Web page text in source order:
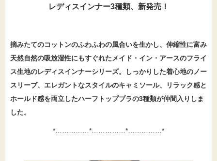
レディスインナー3種類、新発売！
摘みたてのコットンのふわふわの風合いを生かし、伸縮性に富み
天然自然の吸放湿性にもすぐれたメイド・イン・アースのフライ
ス生地のレディスインナーシリーズ。しっかりした着心地のノー
スリーブ、エレガントなスタイルのキャミソール、リラック感と
ホールド感を両立したハーフトップブラの3種類が仲間入りしま
した。
*……………*……………*……………*